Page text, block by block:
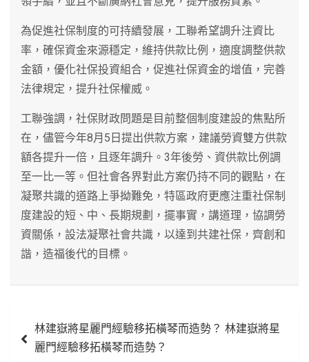
為促進社保制度的可持續發展，工聯希望調升注資比
率，確保資金來源穩定，維持供款比例，適度調整供款
金額，優化社保投資組合，促進社保資金的增值，完善
法律規定，提升社保權威。
工聯強調，社保財政問題是目前整個制度建設的焦點所
在，儘管今年8月5日提出供款方案，建議勞資雙方供款
額各提升一倍，且逐年調升。3年後勞、資供款比例調
至一比一等。但社會各界對此方案仍持不同的觀點，在
凝聚共識的道路上爭拗難免，特區政府更應注重社保制
度建設的短、中、長期規劃，擺事實，講道理，協調勞
資關係，設法凝聚社會共識，以達到共建社保，齊創和
諧，造福後代的目標。
章 林建嶽將星麗門經驗移拓橫琴而造勢？ 林建嶽將星
麗門經驗移拓橫琴而造勢？